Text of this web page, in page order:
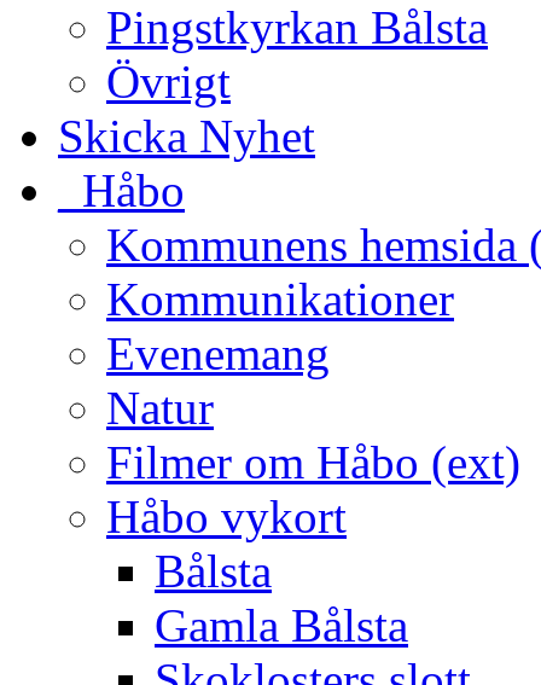
Pingstkyrkan Bålsta
Övrigt
Skicka Nyhet
_Håbo
Kommunens hemsida
Kommunikationer
Evenemang
Natur
Filmer om Håbo (ext)
Håbo vykort
Bålsta
Gamla Bålsta